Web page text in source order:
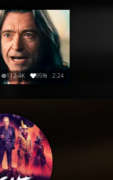
112.4K 95% 2:24